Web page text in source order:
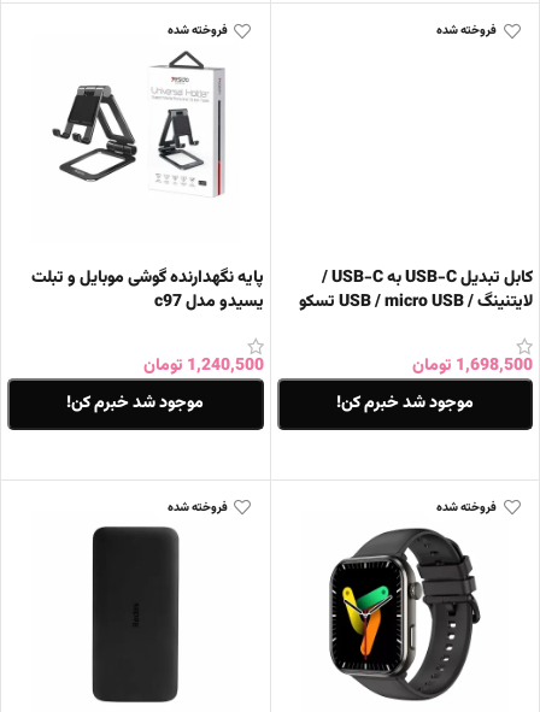
فروخته شده
کابل تبدیل USB-C به USB-C /
لایتنینگ / USB / micro USB تسکو
1,698,500 تومان
موجود شد خبرم کن!
فروخته شده
پایه نگهدارنده گوشی موبایل و تبلت
یسیدو مدل c97
1,240,500 تومان
موجود شد خبرم کن!
فروخته شده فروخته شده